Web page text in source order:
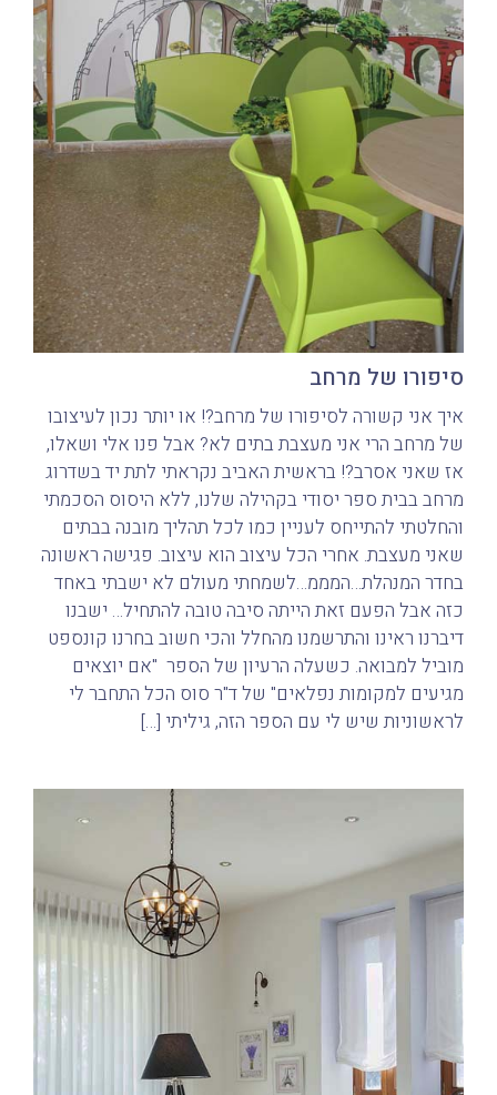
סיפורו של מרחב
איך אני קשורה לסיפורו של מרחב?! או יותר נכון לעיצובו
של מרחב הרי אני מעצבת בתים לא? אבל פנו אלי ושאלו,
אז שאני אסרב?! בראשית האביב נקראתי לתת יד בשדרוג
מרחב בבית ספר יסודי בקהילה שלנו, ללא היסוס הסכמתי
והחלטתי להתייחס לעניין כמו לכל תהליך מובנה בבתים
שאני מעצבת. אחרי הכל עיצוב הוא עיצוב. פגישה ראשונה
בחדר המנהלת…המממ…לשמחתי מעולם לא ישבתי באחד
כזה אבל הפעם זאת הייתה סיבה טובה להתחיל… ישבנו
דיברנו ראינו והתרשמנו מהחלל והכי חשוב בחרנו קונספט
מוביל למבואה. כשעלה הרעיון של הספר "אם יוצאים
מגיעים למקומות נפלאים" של ד"ר סוס הכל התחבר לי
לראשוניות שיש לי עם הספר הזה, גיליתי […]